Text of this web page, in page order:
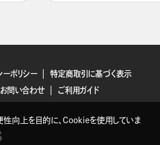
ーポリシー
特定商取引に基づく表示
お問い合わせ ご利用ガイド
性向上を目的に、Cookieを使用していま